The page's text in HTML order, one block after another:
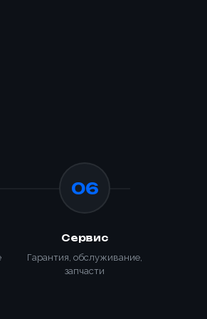
06
Сервис
Гарантия, обслуживание,
запчасти